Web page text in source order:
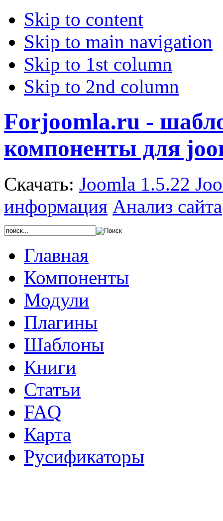
Skip to content
Skip to main navigation
Skip to 1st column
Skip to 2nd column
Forjoomla.ru -
компоненты для
Скачать: Joomla 1.5.22
информация Анализ сайта
Главная
Компоненты
Модули
Плагины
Шаблоны
Книги
Статьи
FAQ
Карта
Русификаторы